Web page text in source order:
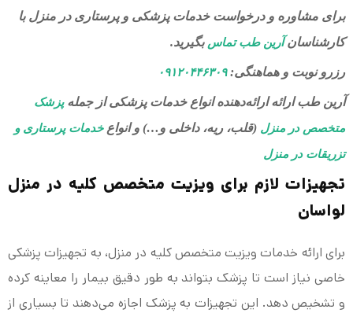
برای مشاوره و درخواست خدمات پزشکی و پرستاری در منزل با
کارشناسانآرین طب تماسبگیرید.
رزرو نوبت و هماهنگی:۰۹۱۲۰۴۴۶۳۰۹
آرین طب ارائه ارائه‌دهنده انواع خدمات پزشکی از جمله پزشک
متخصص در منزل (قلب، ریه، داخلی و…) و انواع خدمات پرستاری و
تزریقات در منزل
تجهیزات لازم برای ویزیت متخصص کلیه در منزل
لواسان
برای ارائه خدمات ویزیت متخصص کلیه در منزل، به تجهیزات پزشکی
خاصی نیاز است تا پزشک بتواند به طور دقیق بیمار را معاینه کرده
و تشخیص دهد. این تجهیزات به پزشک اجازه می‌دهند تا بسیاری از